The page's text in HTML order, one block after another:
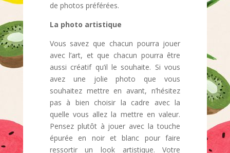
de photos préférées.
La photo artistique
Vous savez que chacun pourra jouer
avec l’art, et que chacun pourra être
aussi créatif qu’il le souhaite. Si vous
avez une jolie photo que vous
souhaitez mettre en avant, n’hésitez
pas à bien choisir la cadre avec la
quelle vous allez la mettre en valeur.
Pensez plutôt à jouer avec la touche
épurée en noir et blanc pour faire
ressortir un look artistique. Votre